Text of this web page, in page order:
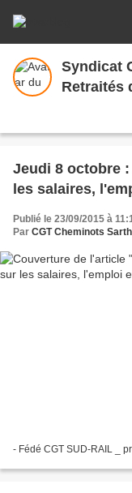
Syndicat
Retraités
Jeudi 8 octobre
les salaires,
Publié le 23/09/2015 à
Par CGT Cheminots
- Fédé CGT SUD-RAIL _